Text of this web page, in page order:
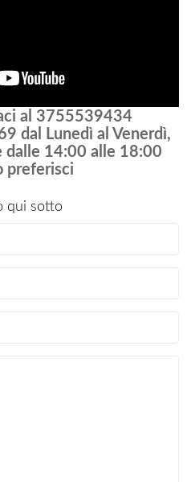
al 3755539434
dal Lunedì al Venerdì,
dalle 14:00 alle 18:00
preferisci
qui sotto